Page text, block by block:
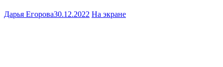
Дарья Егорова30.12.2022 На экране